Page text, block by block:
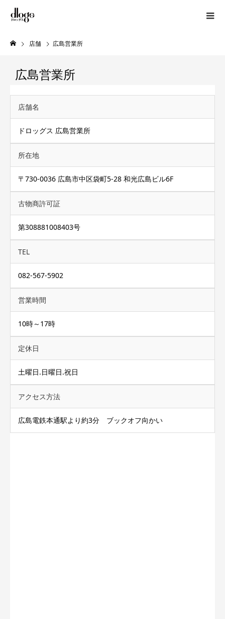
店舗 広島営業所
広島営業所
店舗名
ドロッグス 広島営業所
所在地
〒730-0036 広島市中区袋町5-28 和光広島ビル6F
古物商許可証
第308881008403号
TEL
082-567-5902
営業時間
10時～17時
定休日
土曜日.日曜日.祝日
アクセス方法
広島電鉄本通駅より約3分 ブックオフ向かい